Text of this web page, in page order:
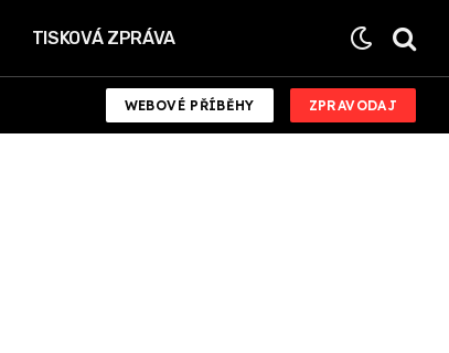
TISKOVÁ ZPRÁVA
WEBOVÉ PŘÍBĚHY ZPRAVODAJ